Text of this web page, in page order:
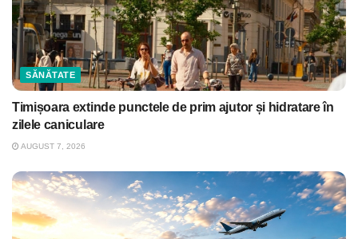
SĂNĂTATE
Timișoara extinde punctele de prim ajutor și hidratare în
zilele caniculare
AUGUST 7, 2026